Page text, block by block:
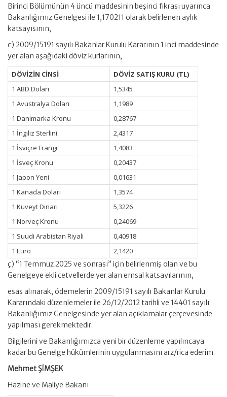
Birinci Bölümünün 4 üncü maddesinin beşinci fıkrası uyarınca
Bakanlığımız Genelgesi ile 1,170211 olarak belirlenen aylık
katsayısının,
c) 2009/15191 sayılı Bakanlar Kurulu Kararının 1 inci maddesinde
yer alan aşağıdaki döviz kurlarının,
DÖVİZİN CİNSİ
DÖVİZ SATIŞ KURU (TL)
1 ABD Doları
1,5345
1 Avustralya Doları
1,1989
1 Danimarka Kronu
0,28767
1 İngiliz Sterlini
2,4317
1 İsviçre Frangı
1,4083
1 İsveç Kronu
0,20437
1 Japon Yeni
0,01631
1 Kanada Doları
1,3574
1 Kuveyt Dinarı
5,3226
1 Norveç Kronu
0,24069
1 Suudi Arabistan Riyali
0,40918
1 Euro
2,1420
ç) “1 Temmuz 2025 ve sonrası” için belirlenmiş olan ve bu
Genelgeye ekli cetvellerde yer alan emsal katsayılarının,
esas alınarak, ödemelerin 2009/15191 sayılı Bakanlar Kurulu
Kararındaki düzenlemeler ile 26/12/2012 tarihli ve 14401 sayılı
Bakanlığımız Genelgesinde yer alan açıklamalar çerçevesinde
yapılması gerekmektedir.
Bilgilerini ve Bakanlığımızca yeni bir düzenleme yapılıncaya
kadar bu Genelge hükümlerinin uygulanmasını arz/rica ederim.
Mehmet ŞİMŞEK
Hazine ve Maliye Bakanı